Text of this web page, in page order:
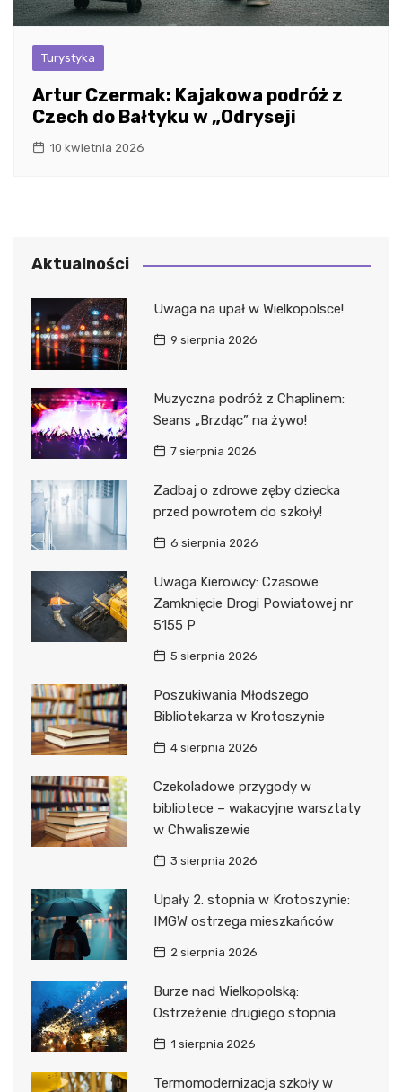
Turystyka
Artur Czermak: Kajakowa podróż z
Czech do Bałtyku w „Odryseji
10 kwietnia 2026
Aktualności
Uwaga na upał w Wielkopolsce!
9 sierpnia 2026
Muzyczna podróż z Chaplinem:
Seans „Brzdąc” na żywo!
7 sierpnia 2026
Zadbaj o zdrowe zęby dziecka
przed powrotem do szkoły!
6 sierpnia 2026
Uwaga Kierowcy: Czasowe
Zamknięcie Drogi Powiatowej nr
5155 P
5 sierpnia 2026
Poszukiwania Młodszego
Bibliotekarza w Krotoszynie
4 sierpnia 2026
Czekoladowe przygody w
bibliotece – wakacyjne warsztaty
w Chwaliszewie
3 sierpnia 2026
Upały 2. stopnia w Krotoszynie:
IMGW ostrzega mieszkańców
2 sierpnia 2026
Burze nad Wielkopolską:
Ostrzeżenie drugiego stopnia
1 sierpnia 2026
Termomodernizacja szkoły w